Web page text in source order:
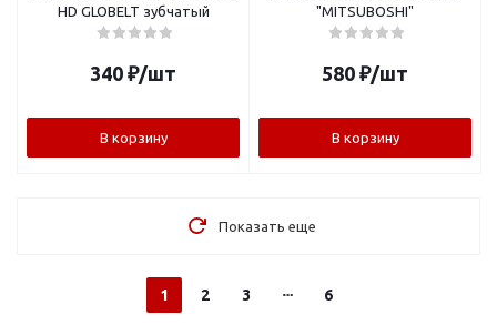
HD GLOBELT зубчатый
340 ₽/шт
В корзину
"MITSUBOSHI"
580 ₽/шт
В корзину
Показать еще
1 2 3 6